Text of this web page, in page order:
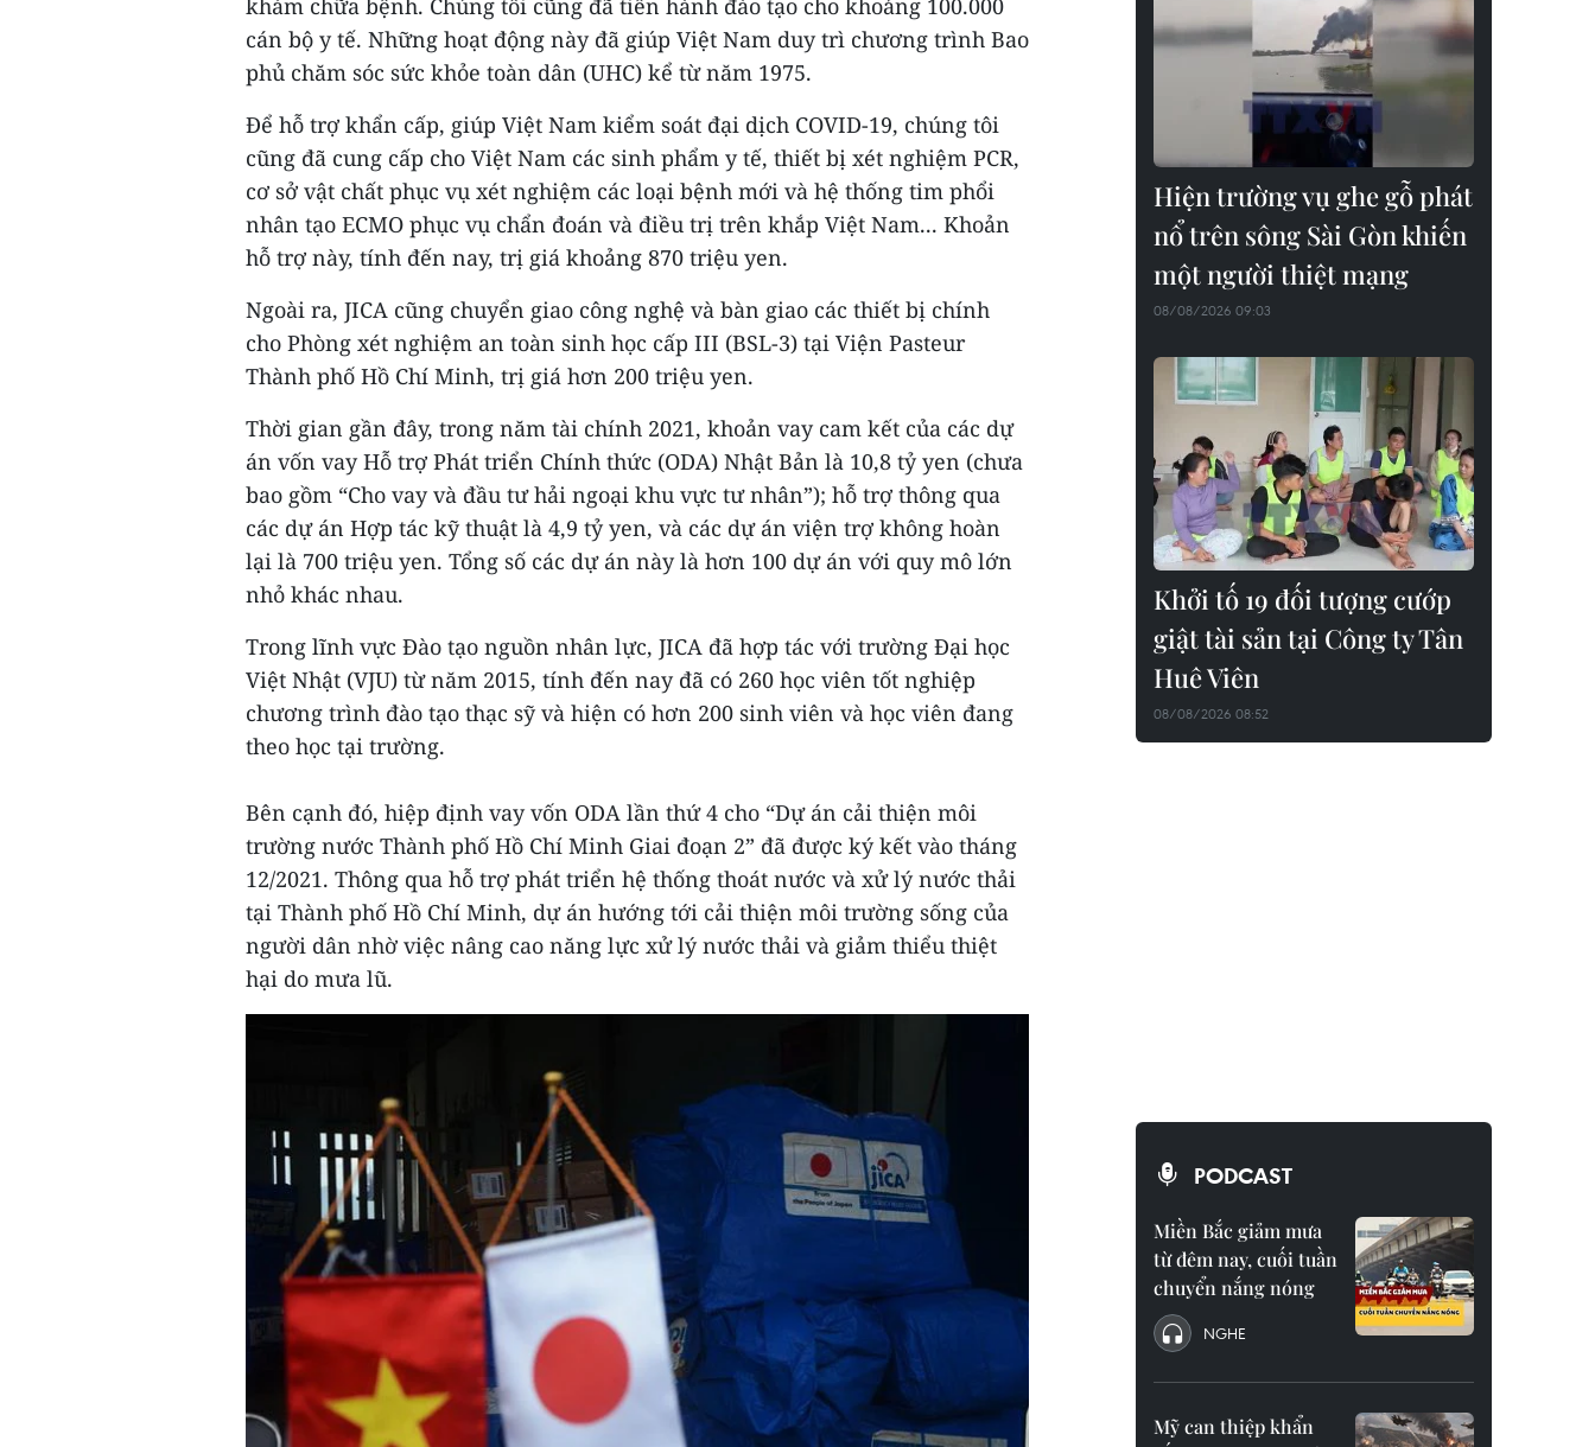
khám chữa bệnh. Chúng tôi cũng đã tiến hành đào tạo cho khoảng 100.000
cán bộ y tế. Những hoạt động này đã giúp Việt Nam duy trì chương trình Bao
phủ chăm sóc sức khỏe toàn dân (UHC) kể từ năm 1975.
Để hỗ trợ khẩn cấp, giúp Việt Nam kiểm soát đại dịch COVID-19, chúng tôi
cũng đã cung cấp cho Việt Nam các sinh phẩm y tế, thiết bị xét nghiệm PCR,
cơ sở vật chất phục vụ xét nghiệm các loại bệnh mới và hệ thống tim phổi
nhân tạo ECMO phục vụ chẩn đoán và điều trị trên khắp Việt Nam... Khoản
hỗ trợ này, tính đến nay, trị giá khoảng 870 triệu yen.
Ngoài ra, JICA cũng chuyển giao công nghệ và bàn giao các thiết bị chính
cho Phòng xét nghiệm an toàn sinh học cấp III (BSL-3) tại Viện Pasteur
Thành phố Hồ Chí Minh, trị giá hơn 200 triệu yen.
Thời gian gần đây, trong năm tài chính 2021, khoản vay cam kết của các dự
án vốn vay Hỗ trợ Phát triển Chính thức (ODA) Nhật Bản là 10,8 tỷ yen (chưa
bao gồm “Cho vay và đầu tư hải ngoại khu vực tư nhân”); hỗ trợ thông qua
các dự án Hợp tác kỹ thuật là 4,9 tỷ yen, và các dự án viện trợ không hoàn
lại là 700 triệu yen. Tổng số các dự án này là hơn 100 dự án với quy mô lớn
nhỏ khác nhau.
Trong lĩnh vực Đào tạo nguồn nhân lực, JICA đã hợp tác với trường Đại học
Việt Nhật (VJU) từ năm 2015, tính đến nay đã có 260 học viên tốt nghiệp
chương trình đào tạo thạc sỹ và hiện có hơn 200 sinh viên và học viên đang
theo học tại trường.
Bên cạnh đó, hiệp định vay vốn ODA lần thứ 4 cho “Dự án cải thiện môi
trường nước Thành phố Hồ Chí Minh Giai đoạn 2” đã được ký kết vào tháng
12/2021. Thông qua hỗ trợ phát triển hệ thống thoát nước và xử lý nước thải
tại Thành phố Hồ Chí Minh, dự án hướng tới cải thiện môi trường sống của
người dân nhờ việc nâng cao năng lực xử lý nước thải và giảm thiểu thiệt
hại do mưa lũ.
Hiện trường vụ ghe gỗ phát
nổ trên sông Sài Gòn khiến
một người thiệt mạng
08/08/2026 09:03
Khởi tố 19 đối tượng cướp
giật tài sản tại Công ty Tân
Huê Viên
08/08/2026 08:52
PODCAST
Miền Bắc giảm mưa
từ đêm nay, cuối tuần
chuyển nắng nóng
NGHE
Mỹ can thiệp khẩn